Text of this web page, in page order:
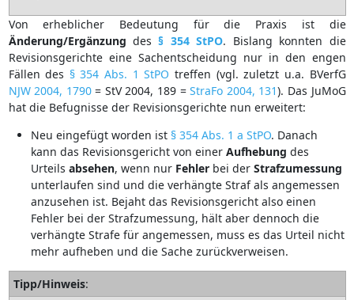
Von erheblicher Bedeutung für die Praxis ist die
Änderung/Ergänzung des§ 354 StPO. Bislang konnten die
Revisionsgerichte eine Sachentscheidung nur in den engen
Fällen des § 354 Abs. 1 StPO treffen (vgl. zuletzt u.a. BVerfG
NJW 2004, 1790= StV 2004, 189 =StraFo 2004, 131). Das JuMoG
hat die Befugnisse der Revisionsgerichte nun erweitert:
Neu eingefügt worden ist § 354 Abs. 1 a StPO. Danach
kann das Revisionsgericht von einer Aufhebung des
Urteils absehen, wenn nur Fehlerbei der Strafzumessung
unterlaufen sind und die verhängte Straf als angemessen
anzusehen ist. Bejaht das Revisionsgericht also einen
Fehler bei der Strafzumessung, hält aber dennoch die
verhängte Strafe für angemessen, muss es das Urteil nicht
mehr aufheben und die Sache zurückverweisen.
Tipp/Hinweis: